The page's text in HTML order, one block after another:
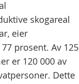
skogareal
eier
prosent. Av 125
er 120 000 av
Dette